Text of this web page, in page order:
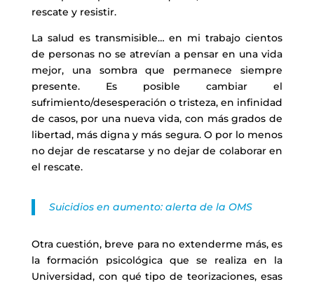
rescate y resistir.
La salud es transmisible… en mi trabajo cientos
de personas no se atrevían a pensar en una vida
mejor, una sombra que permanece siempre
presente. Es posible cambiar el
sufrimiento/desesperación o tristeza, en infinidad
de casos, por una nueva vida, con más grados de
libertad, más digna y más segura. O por lo menos
no dejar de rescatarse y no dejar de colaborar en
el rescate.
Suicidios en aumento: alerta de la OMS
Otra cuestión, breve para no extenderme más, es
la formación psicológica que se realiza en la
Universidad, con qué tipo de teorizaciones, esas